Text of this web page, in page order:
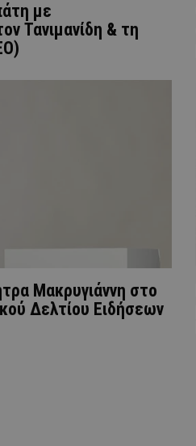
με
Τανιμανίδη & τη
Μακρυγιάννη στο
Δελτίου Ειδήσεων